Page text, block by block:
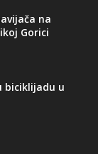
na
Gorici
biciklijadu u